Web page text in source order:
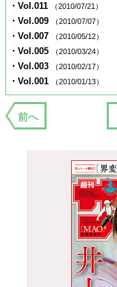
・Vol.011 （2010/07/21）
・Vol.009 （2010/07/07）
・Vol.007 （2010/05/12）
・Vol.005 （2010/03/24）
・Vol.003 （2010/02/17）
・Vol.001 （2010/01/13）
前へ